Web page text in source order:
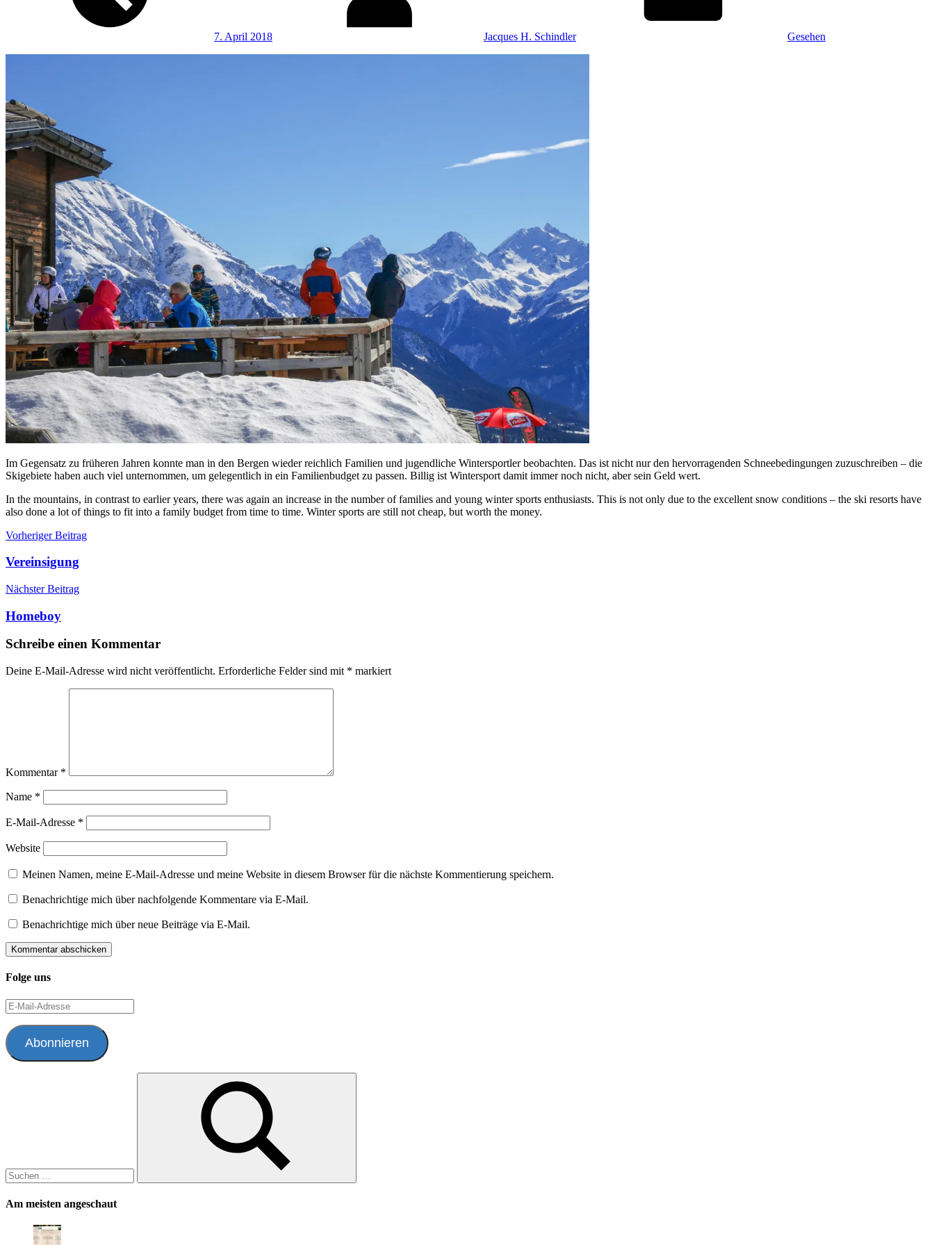
7. April 2018 Jacques H. Schindler Gesehen
Im Gegensatz zu früheren Jahren konnte man in den Bergen wieder reichlich Familien und jugendliche Wintersportler beobachten. Das ist nicht nur den hervorragenden Schneebedingungen zuzuschreiben – die
Skigebiete haben auch viel unternommen, um gelegentlich in ein Familienbudget zu passen. Billig ist Wintersport damit immer noch nicht, aber sein Geld wert.
In the mountains, in contrast to earlier years, there was again an increase in the number of families and young winter sports enthusiasts. This is not only due to the excellent snow conditions – the ski resorts have
also done a lot of things to fit into a family budget from time to time. Winter sports are still not cheap, but worth the money.
Beitragsnavigation
Vorheriger Beitrag
Vereinsigung
Nächster Beitrag
Homeboy
Schreibe einen Kommentar
Deine E-Mail-Adresse wird nicht veröffentlicht. Erforderliche Felder sind mit * markiert
Kommentar *
Name *
E-Mail-Adresse *
Website
Meinen Namen, meine E-Mail-Adresse und meine Website in diesem Browser für die nächste Kommentierung speichern.
Benachrichtige mich über nachfolgende Kommentare via E-Mail.
Benachrichtige mich über neue Beiträge via E-Mail.
Folge uns
E-
Mail-
Adresse
Abonnieren
Suchen
Am meisten angeschaut